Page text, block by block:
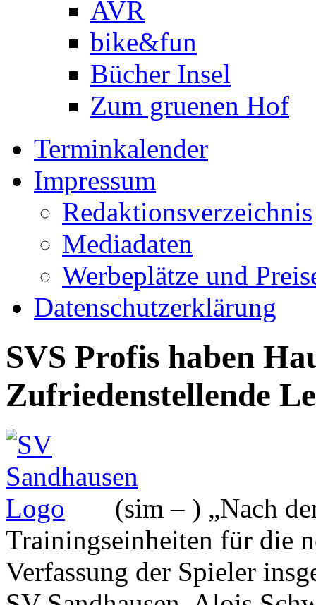
AVR
bike&fun
Bücher Insel
Zum gruenen Hof
Terminkalender
Impressum
Redaktionsverzeichnis
Mediadaten
Werbeplätze und
Datenschutzerklärung
SVS Profis haben
Zufriedenstellende
(sim – ) „Nach
Trainingseinheiten für die
Verfassung der Spieler